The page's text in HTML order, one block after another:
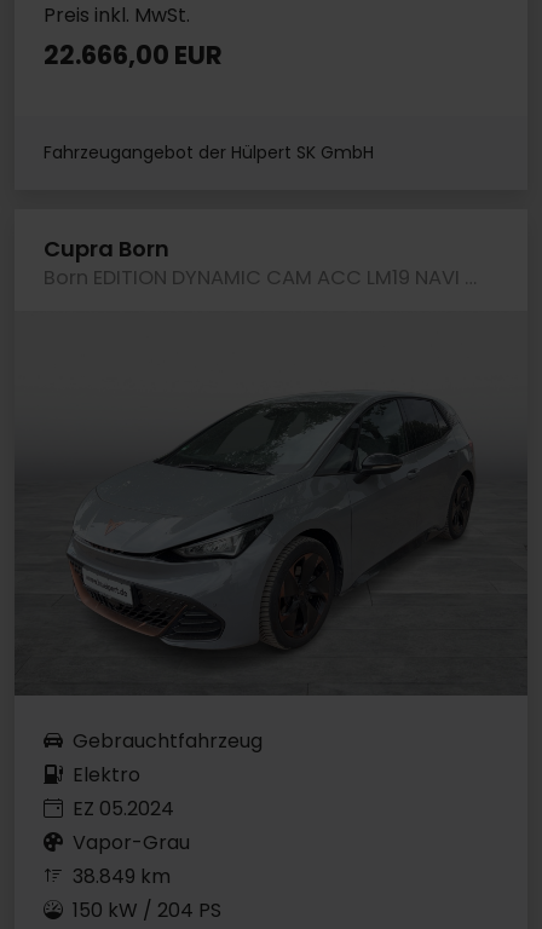
Preis inkl. MwSt.
22.666,00 EUR
Fahrzeugangebot der Hülpert SK GmbH
Cupra Born
Born EDITION DYNAMIC CAM ACC LM19 NAVI SITZHEIZ.
Gebrauchtfahrzeug
Elektro
EZ 05.2024
Vapor-Grau
38.849 km
150 kW / 204 PS